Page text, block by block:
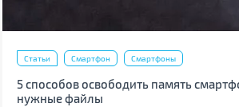
Статьи Смартфон Смартфоны
5 способов освободить память
нужные файлы